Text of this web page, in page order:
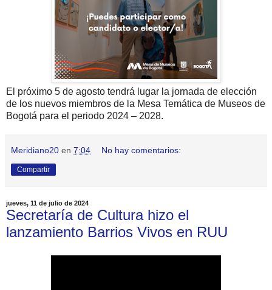
El próximo 5 de agosto tendrá lugar la jornada de elección
de los nuevos miembros de la Mesa Temática de Museos de
Bogotá para el periodo 2024 – 2028.
Meridiano20 en 7:04 No hay comentarios:
Compartir
jueves, 11 de julio de 2024
Secretaría de Cultura hizo el
lanzamiento Barrios Vivos en RUU